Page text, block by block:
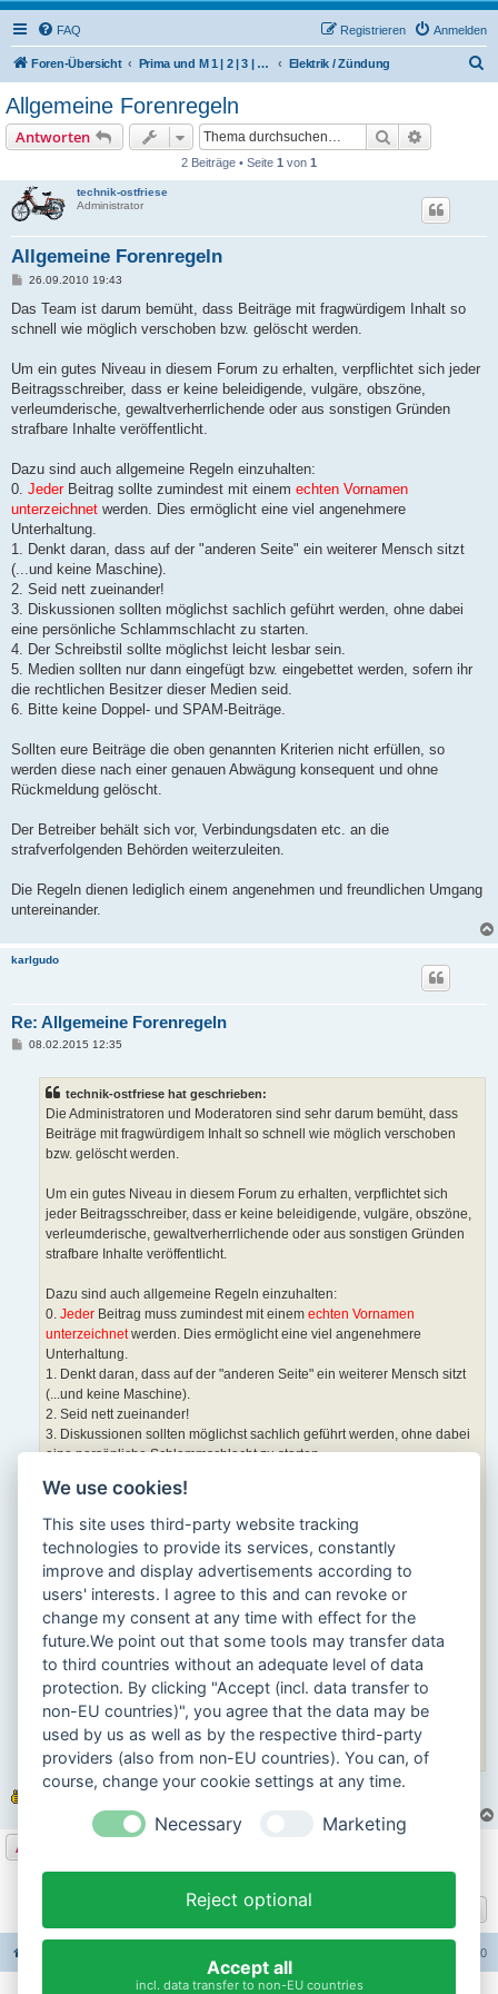
FAQ Anmelden
Registrieren
Foren-Übersicht Prima und M 1 | 2 | 3 | 4 | 5 | 6 | 504/506 M | 510 | 512 (Hercules / SACHS / DKW) Elektrik / Zündung
Allgemeine Forenregeln
Antworten Suche
2 Beiträge • Seite 1 von 1
technik-ostfriese
Administrator
Allgemeine Forenregeln
B
i
r
26.09.2010 19:43
Das Team ist darum bemüht, dass Beiträge mit fragwürdigem Inhalt so
schnell wie möglich verschoben bzw. gelöscht werden.
Um ein gutes Niveau in diesem Forum zu erhalten, verpflichtet sich jeder
Beitragsschreiber, dass er keine beleidigende, vulgäre, obszöne,
verleumderische, gewaltverherrlichende oder aus sonstigen Gründen
strafbare Inhalte veröffentlicht.
Dazu sind auch allgemeine Regeln einzuhalten:
0. JederBeitrag sollte zumindest mit einem echten Vornamen
unterzeichnet werden. Dies ermöglicht eine viel angenehmere
Unterhaltung.
1. Denkt daran, dass auf der "anderen Seite" ein weiterer Mensch sitzt
(...und keine Maschine).
2. Seid nett zueinander!
3. Diskussionen sollten möglichst sachlich geführt werden, ohne dabei
eine persönliche Schlammschlacht zu starten.
4. Der Schreibstil sollte möglichst leicht lesbar sein.
5. Medien sollten nur dann eingefügt bzw. eingebettet werden, sofern ihr
die rechtlichen Besitzer dieser Medien seid.
6. Bitte keine Doppel- und SPAM-Beiträge.
Sollten eure Beiträge die oben genannten Kriterien nicht erfüllen, so
werden diese nach einer genauen Abwägung konsequent und ohne
Rückmeldung gelöscht.
Der Betreiber behält sich vor, Verbindungsdaten etc. an die
strafverfolgenden Behörden weiterzuleiten.
Die Regeln dienen lediglich einem angenehmen und freundlichen Umgang
untereinander.
karlgudo
Re: Allgemeine Forenregeln
B08.02.2015 12:35
technik-ostfriese hat geschrieben:
Die Administratoren und Moderatoren sind sehr darum bemüht, dass
Beiträge mit fragwürdigem Inhalt so schnell wie möglich verschoben
bzw. gelöscht werden.
Um ein gutes Niveau in diesem Forum zu erhalten, verpflichtet sich
jeder Beitragsschreiber, dass er keine beleidigende, vulgäre, obszöne,
verleumderische, gewaltverherrlichende oder aus sonstigen Gründen
strafbare Inhalte veröffentlicht.
Dazu sind auch allgemeine Regeln einzuhalten:
0. Jeder Beitrag muss zumindest mit einem echten Vornamen
unterzeichnetwerden. Dies ermöglicht eine viel angenehmere
Unterhaltung.
1. Denkt daran, dass auf der "anderen Seite" ein weiterer Mensch sitzt
(...und keine Maschine).
2. Seid nett zueinander!
3. Diskussionen sollten möglichst sachlich geführt werden, ohne dabei
eine persönliche Schlammschlacht zu starten.
Schamesröte ins Gesicht treiben.
5. Medien sollten nur dann eingefügt bzw. eingebettet werden, sofern
ihr die rechtlichen Besitzer dieser Medien seid.
6. Bitte keine SPAM-Beiträge.
Sollten eure Beiträge die oben genannten Kriterien nicht erfüllen, so
werden diese nach einer genauen Abwägung konsequent und ohne
Rückmeldung gelöscht.
Der Betreiber behält sich vor, Verbindungsdaten etc. an die
strafverfolgenden Behörden weiterzuleiten.
Die Regeln dienen lediglich einem angenehmen und freundlichen
Umgang untereinander.
Antworten
2 Beiträge • Seite1von1
UTC+02:00
We use cookies!
This site uses third-party website tracking
technologies to provide its services, constantly
improve and display advertisements according to
users' interests. I agree to this and can revoke or
change my consent at any time with effect for the
future.We point out that some tools may transfer data
to third countries without an adequate level of data
protection. By clicking "Accept (incl. data transfer to
non-EU countries)", you agree that the data may be
used by us as well as by the respective third-party
providers (also from non-EU countries). You can, of
course, change your cookie settings at any time.
Necessary Marketing
Reject optional
Accept all
incl. data transfer to non-EU countries